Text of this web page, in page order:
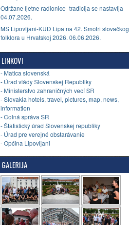
Održane ljetne radionice- tradicija se nastavlja
04.07.2026.
MS Lipovljani-KUD Lipa na 42. Smotri slovačkog
folklora u Hrvatskoj 2026. 06.06.2026.
LINKOVI
- Matica slovenská
- Úrad vlády Slovenskej Republiky
- Ministerstvo zahraničných vecí SR
- Slovakia hotels, travel, pictures, map, news,
information
- Colná správa SR
- Štatistický úrad Slovenskej republiky
- Úrad pre verejné obstarávanie
- Općina Lipovljani
GALERIJA